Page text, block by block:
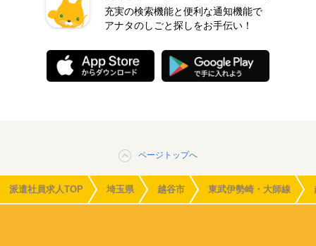
充実の検索機能と便利な通知機能で
アナタのしごと探しをお手伝い！
ページトップへ
派遣社員求人TOP 埼玉県 越谷市 東武伊勢崎・大師線